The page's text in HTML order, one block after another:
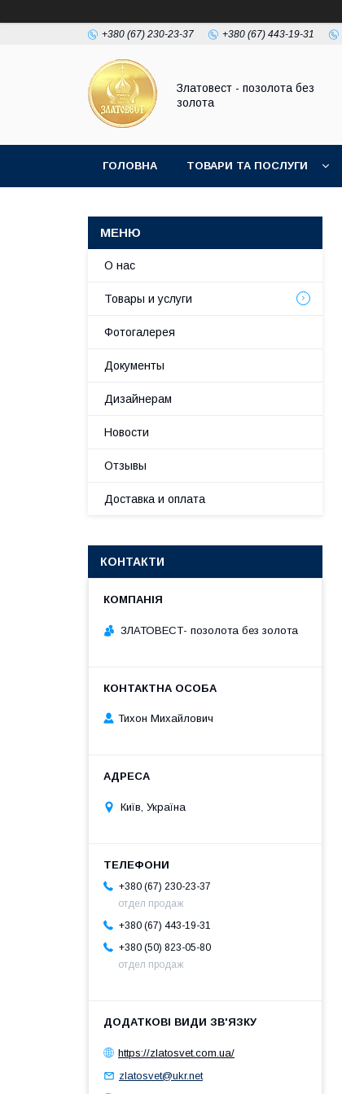
+380 (67) 230-23-37 +380 (67) 443-19-31
Златовест - позолота без
золота
ГОЛОВНА ТОВАРИ ТА ПОСЛУГИ
О нас
Товары и услуги
Фотогалерея
Документы
Дизайнерам
Новости
Отзывы
Доставка и оплата
КОНТАКТИ
ЗЛАТОВЕСТ- позолота без золота
Тихон Михайлович
Київ, Україна
+380 (67) 230-23-37
отдел продаж
+380 (67) 443-19-31
+380 (50) 823-05-80
отдел продаж
https://zlatosvet.com.ua/
zlatosvet@ukr.net